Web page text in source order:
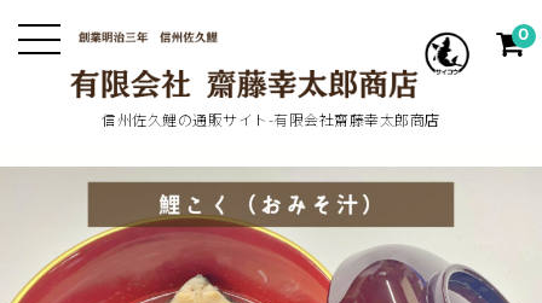
信州佐久鯉の通販サイト-有限会社齋藤幸太郎商店
0